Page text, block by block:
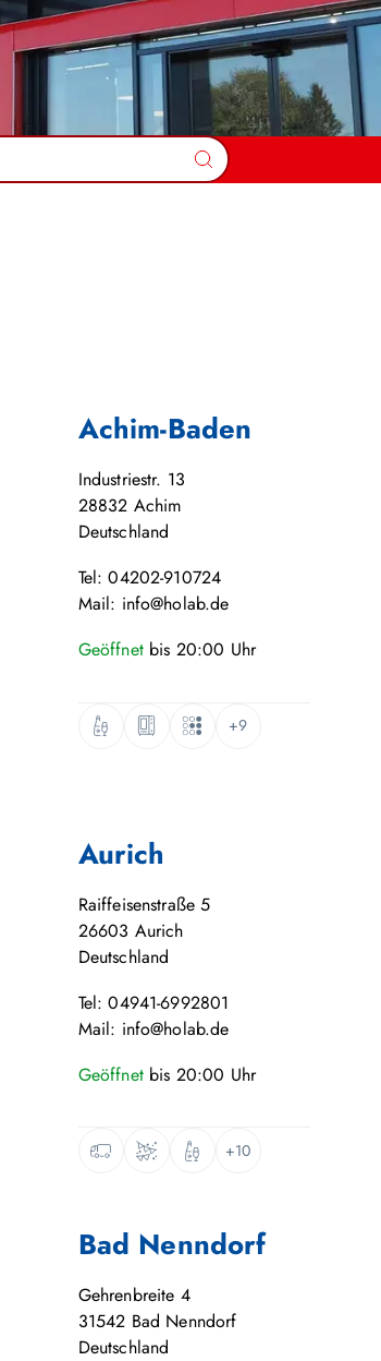
Suchen
Achim-Baden
Industriestr. 13
28832 Achim
Deutschland
Tel: 04202-910724
Mail: info@holab.de
Geöffnet bis 20:00 Uhr
+9
Aurich
Raiffeisenstraße 5
26603 Aurich
Deutschland
Tel: 04941-6992801
Mail: info@holab.de
Geöffnet bis 20:00 Uhr
+10
Bad Nenndorf
Gehrenbreite 4
31542 Bad Nenndorf
Deutschland